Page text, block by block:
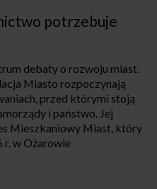
potrzebuje
debaty o rozwoju miast.
Miasto rozpoczynają
przed którymi stoją
i państwo. Jej
Mieszkaniowy Miast, który
r. w Ożarowie